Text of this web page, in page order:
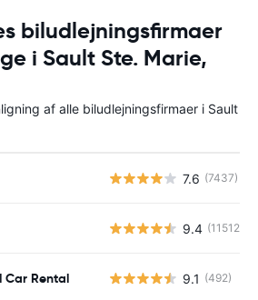
biludlejningsfirmaer
i Sault Ste. Marie,
af alle biludlejningsfirmaer i Sault
7.6 (7437)
9.4 (11512)
Car Rental 9.1 (492)